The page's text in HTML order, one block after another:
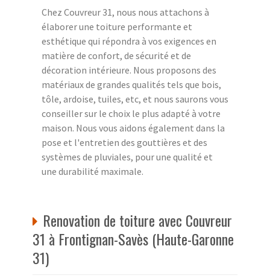
Chez Couvreur 31, nous nous attachons à
élaborer une toiture performante et
esthétique qui répondra à vos exigences en
matière de confort, de sécurité et de
décoration intérieure. Nous proposons des
matériaux de grandes qualités tels que bois,
tôle, ardoise, tuiles, etc, et nous saurons vous
conseiller sur le choix le plus adapté à votre
maison. Nous vous aidons également dans la
pose et l'entretien des gouttières et des
systèmes de pluviales, pour une qualité et
une durabilité maximale.
Renovation de toiture avec Couvreur
31 à Frontignan-Savès (Haute-Garonne
31)